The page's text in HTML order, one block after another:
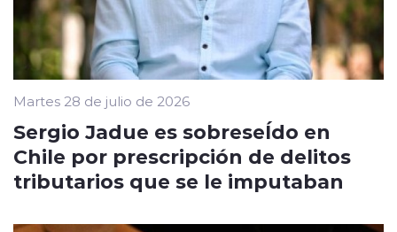
Martes 28 de julio de 2026
Sergio Jadue es sobreseÍdo en
Chile por prescripción de delitos
tributarios que se le imputaban